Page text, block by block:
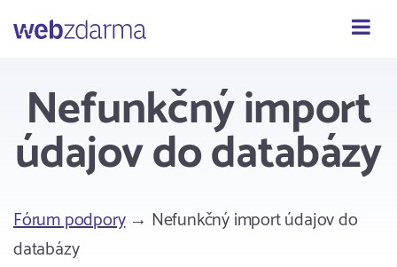
Webzdarma
Nefunkčný import
údajov do databázy
Fórum podpory→ Nefunkčný import údajov do
databázy